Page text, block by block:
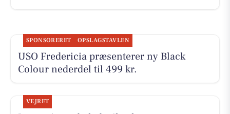
SPONSORERET OPSLAGSTAVLEN
USO Fredericia præsenterer ny Black
Colour nederdel til 499 kr.
VEJRET